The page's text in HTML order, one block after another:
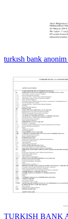
turkısh bank
TURKISH BANK